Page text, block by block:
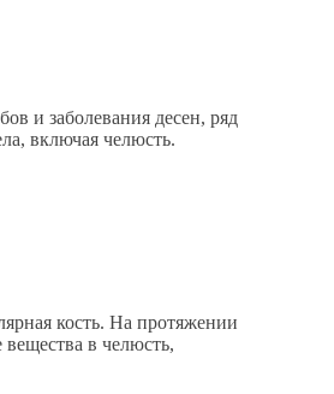
и заболевания десен, ряд
включая челюсть.
кость. На протяжении
в челюсть,